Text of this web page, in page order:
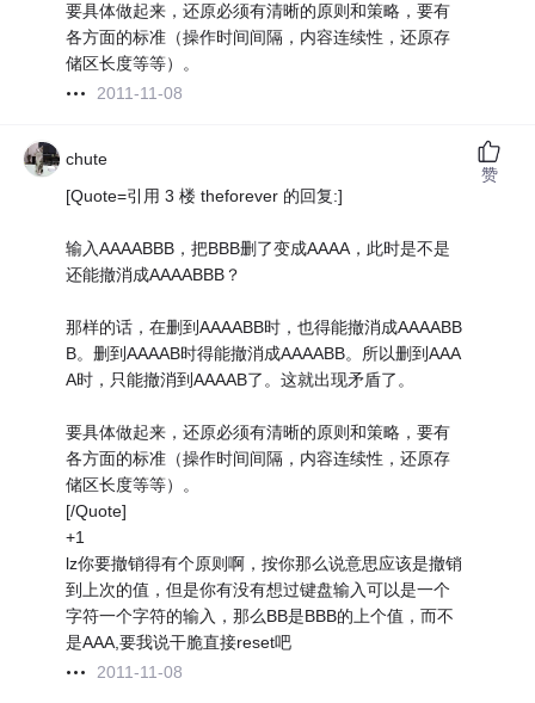
要具体做起来，还原必须有清晰的原则和策略，要有
各方面的标准（操作时间间隔，内容连续性，还原存
储区长度等等）。
2011-11-08
chute
[Quote=引用 3 楼 theforever 的回复:]
输入AAAABBB，把BBB删了变成AAAA，此时是不是
还能撤消成AAAABBB？
那样的话，在删到AAAABB时，也得能撤消成AAAABB
B。删到AAAAB时得能撤消成AAAABB。所以删到AAA
A时，只能撤消到AAAAB了。这就出现矛盾了。
要具体做起来，还原必须有清晰的原则和策略，要有
各方面的标准（操作时间间隔，内容连续性，还原存
储区长度等等）。
[/Quote]
+1
lz你要撤销得有个原则啊，按你那么说意思应该是撤销
到上次的值，但是你有没有想过键盘输入可以是一个
字符一个字符的输入，那么BB是BBB的上个值，而不
是AAA,要我说干脆直接reset吧
2011-11-08
赞